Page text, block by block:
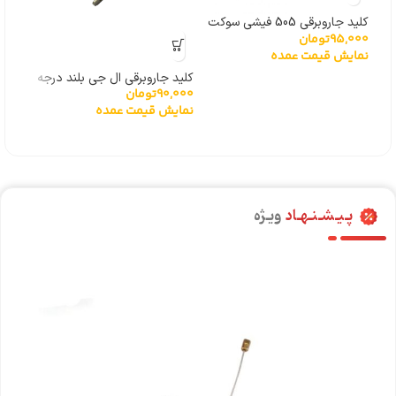
کلید جاروبرقی 505 فیشی سوکت
پایین درجه یک خارجی
95,000تومان
نمایش قیمت عمده
کلید جاروبرقی ال جی بلند درجه
یک خارجی
90,000تومان
نمایش قیمت عمده
پـیـشـنـهـادویـژه